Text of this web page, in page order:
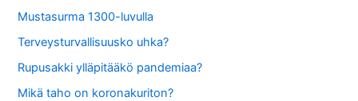
Mustasurma 1300-luvulla
Terveysturvallisuusko uhka?
Rupusakki ylläpitääkö pandemiaa?
Mikä taho on koronakuriton?